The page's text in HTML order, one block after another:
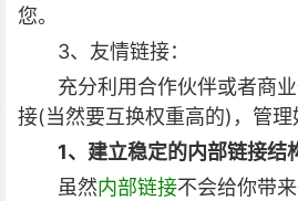
您。
3、友情链接：
充分利用合作伙伴或者商
接(当然要互换权重高的)，管理
1、建立稳定的内部链接结
虽然内部链接不会给你带